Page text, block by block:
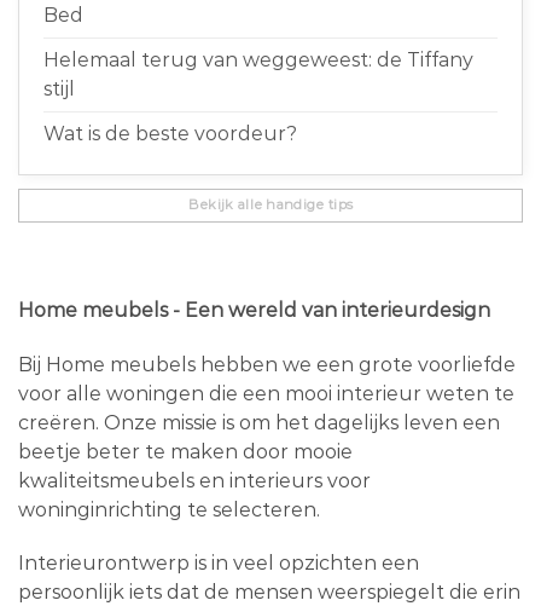
Bed
Helemaal terug van weggeweest: de Tiffany
stijl
Wat is de beste voordeur?
Bekijk alle handige tips
Home meubels - Een wereld van interieurdesign
Bij Home meubels hebben we een grote voorliefde
voor alle woningen die een mooi interieur weten te
creëren. Onze missie is om het dagelijks leven een
beetje beter te maken door mooie
kwaliteitsmeubels en interieurs voor
woninginrichting te selecteren.
Interieurontwerp is in veel opzichten een
persoonlijk iets dat de mensen weerspiegelt die erin